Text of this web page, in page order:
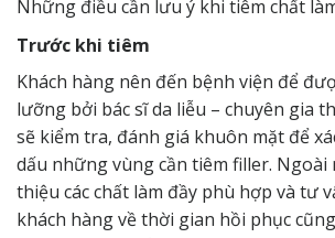
Những điều cần lưu ý khi tiêm chất
Trước khi tiêm
Khách hàng nên đến bệnh viện để
lưỡng bởi bác sĩ da liễu – chuyên gia
sẽ kiểm tra, đánh giá khuôn mặt để
dấu những vùng cần tiêm filler. Ngoài
thiệu các chất làm đầy phù hợp và tư
khách hàng về thời gian hồi phục